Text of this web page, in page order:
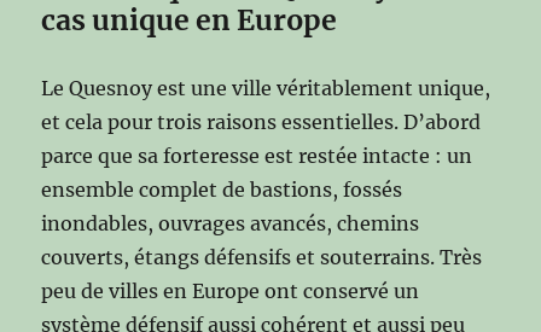
cas unique en Europe
Le Quesnoy est une ville véritablement unique,
et cela pour trois raisons essentielles. D’abord
parce que sa forteresse est restée intacte : un
ensemble complet de bastions, fossés
inondables, ouvrages avancés, chemins
couverts, étangs défensifs et souterrains. Très
peu de villes en Europe ont conservé un
système défensif aussi cohérent et aussi peu